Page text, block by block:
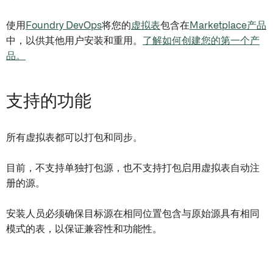
使用 Foundry DevOps将您的虚拟表包含在 Marketplace产品
中，以供其他用户安装和重用。 了解如何创建您的第一个产
品。
支持的功能
所有虚拟表都可以打包和同步。
目前，不支持单独打包源，也不支持打包启用虚拟表自动注
册的源。
安装人员必须确保目标源在相同位置包含与原始源具有相同
模式的表，以保证兼容性和功能性。